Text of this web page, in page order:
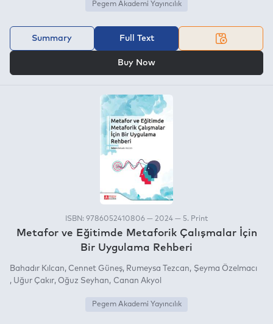
Pegem Akademi Yayıncılık
Summary Full Text
Buy Now
ISBN: 9786052410806 — 2024 — 5. Print
Metafor ve Eğitimde Metaforik Çalışmalar İçin
Bir Uygulama Rehberi
Bahadır Kılcan Cennet Güneş Rumeysa Tezcan
Şeyma Özelmacı
Uğur Çakır Oğuz Seyhan Canan Akyol
Pegem Akademi Yayıncılık